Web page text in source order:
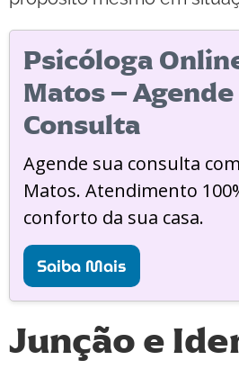
Psicóloga
Matos –
Consulta
Agende sua consulta
Matos. Atendimento
conforto da sua casa.
Saiba Mais
Junção e